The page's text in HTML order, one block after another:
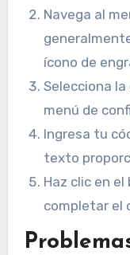
Navega al
ícono de
Selecciona la
menú de
Ingresa tu
texto
Haz clic en el
completar el